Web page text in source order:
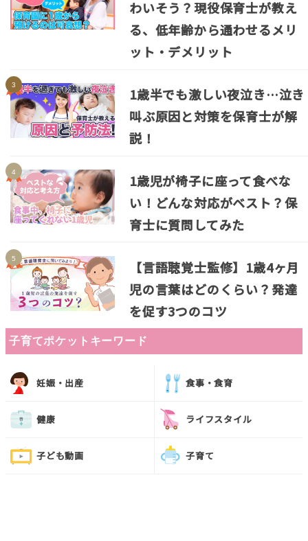
わいそう？現役保育士が教え
る、低年齢から通わせるメリ
ット・デメリット
1歳半でも激しい夜泣き…泣き
叫ぶ原因と対策を保育士が解
説！
1歳児が椅子に座って食べな
い！どんな対応がベスト？保
育士に質問してみた
【言語聴覚士監修】1歳4ヶ月
児の言葉はどのくらい？発達
を促す3つのコツ
子育てポケットキーワード
妊娠・出産 食事・食育
健康 ライフスタイル
子ども動画 子育て